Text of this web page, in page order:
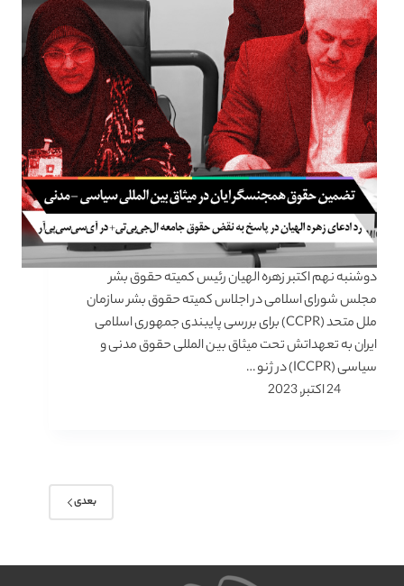
دوشنبه نهم اکتبر زهره الهیان رئیس کمیته حقوق بشر
مجلس شورای اسلامی در اجلاس کمیته حقوق بشر سازمان
ملل متحد (CCPR) برای بررسی پایبندی جمهوری اسلامی
ایران به تعهداتش تحت میثاق بین المللی حقوق مدنی و
سیاسی (ICCPR) در ژنو …
24 اکتبر, 2023
بعدی